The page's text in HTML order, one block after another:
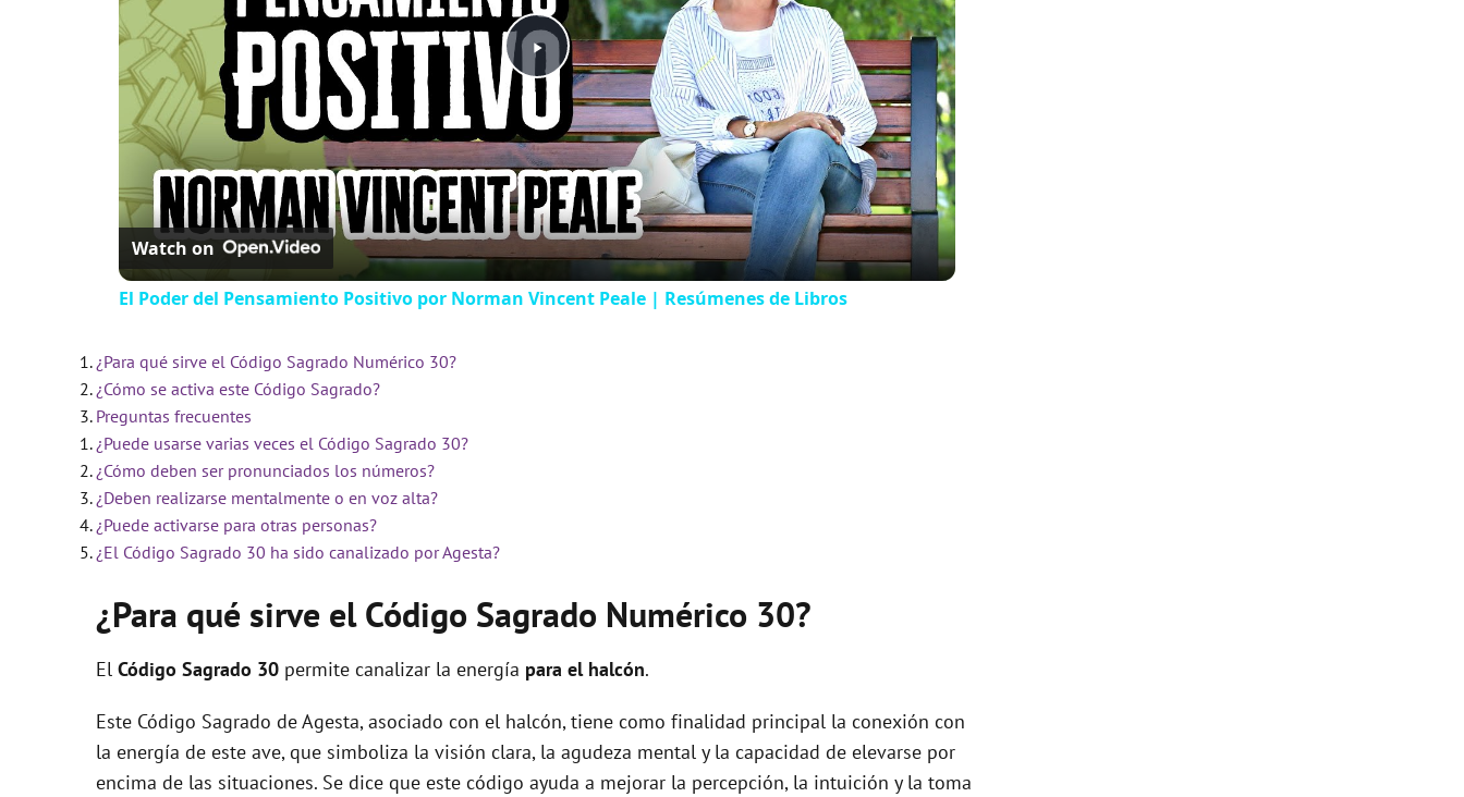
Play
Video
Watch on
El Poder del Pensamiento Positivo por Norman Vincent Peale | Resúmenes de Libros
¿Para qué sirve el Código Sagrado Numérico 30?
¿Cómo se activa este Código Sagrado?
Preguntas frecuentes
¿Puede usarse varias veces el Código Sagrado 30?
¿Cómo deben ser pronunciados los números?
¿Deben realizarse mentalmente o en voz alta?
¿Puede activarse para otras personas?
¿El Código Sagrado 30 ha sido canalizado por Agesta?
¿Para qué sirve el Código Sagrado Numérico 30?
El Código Sagrado 30 permite canalizar la energía para el halcón.
Este Código Sagrado de Agesta, asociado con el halcón, tiene como finalidad principal la conexión con
la energía de este ave, que simboliza la visión clara, la agudeza mental y la capacidad de elevarse por
encima de las situaciones. Se dice que este código ayuda a mejorar la percepción, la intuición y la toma